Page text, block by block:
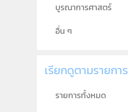
บูรณาการศาสตร์
อื่น ๆ
เรียกดูตามรายการ
รายการทั้งหมด